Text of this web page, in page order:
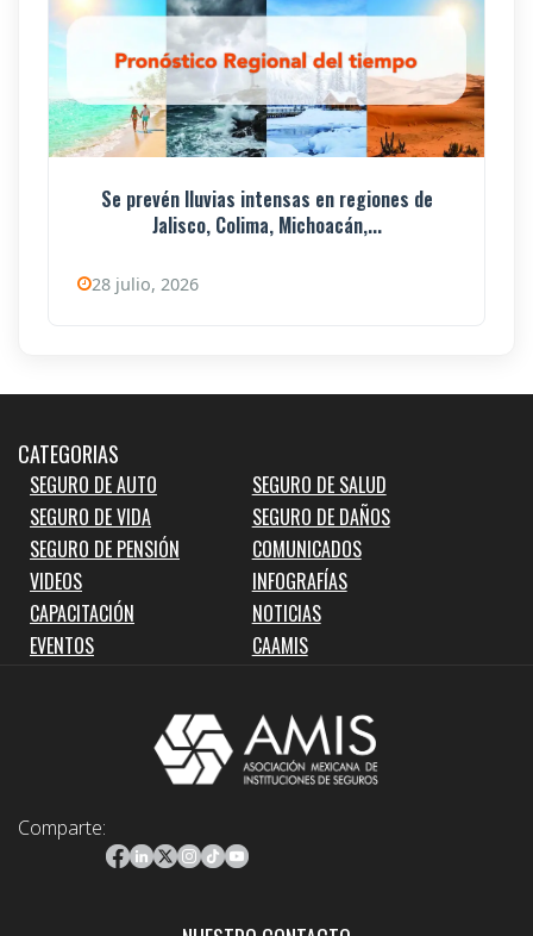
Se prevén lluvias intensas en regiones de
Jalisco, Colima, Michoacán,...
28 julio, 2026
CATEGORIAS
SEGURO DE AUTO
SEGURO DE SALUD
SEGURO DE VIDA
SEGURO DE DAÑOS
SEGURO DE PENSIÓN
COMUNICADOS
VIDEOS
INFOGRAFÍAS
CAPACITACIÓN
NOTICIAS
EVENTOS
CAAMIS
Comparte: